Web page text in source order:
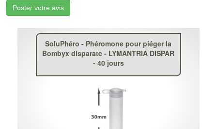
Poster votre avis
SoluPhéro - Phéromone pour piéger la
Bombyx disparate - LYMANTRIA DISPAR
- 40 jours